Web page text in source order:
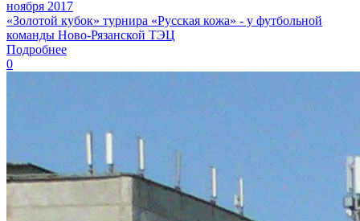
ноября 2017
«Золотой кубок» турнира «Русская кожа» - у футбольной
команды Ново-Рязанской ТЭЦ
Подробнее
0